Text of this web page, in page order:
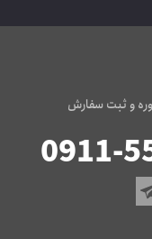
و ثبت سفارش
0911-